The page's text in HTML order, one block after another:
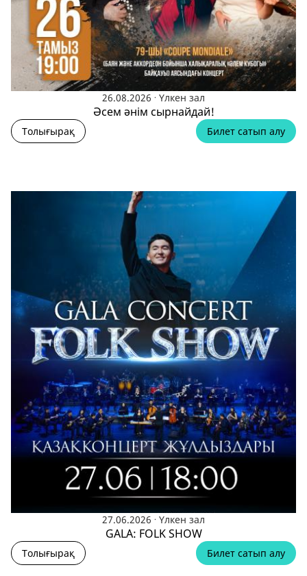
26.08.2026 . Үлкен зал
Әсем әнім сырнайдай!
Толығырақ Билет сатып алу
27.06.2026 . Үлкен зал
GALA: FOLK SHOW
Толығырақ Билет сатып алу